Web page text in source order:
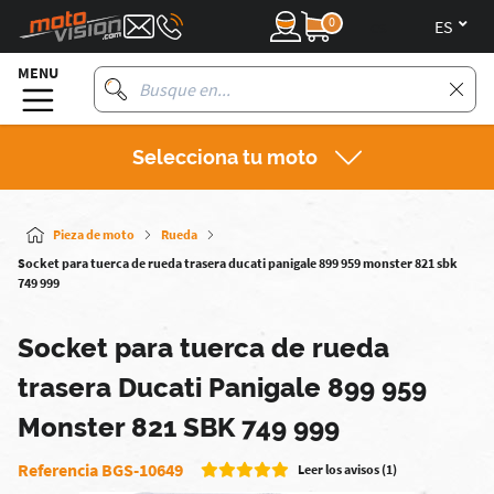
0
MENU
Selecciona tu moto
Pieza de moto
Rueda
Socket para tuerca de rueda trasera ducati panigale 899 959 monster 821 sbk
749 999
Socket para tuerca de rueda
trasera Ducati Panigale 899 959
Monster 821 SBK 749 999
Referencia BGS-10649 Leer los avisos (1)